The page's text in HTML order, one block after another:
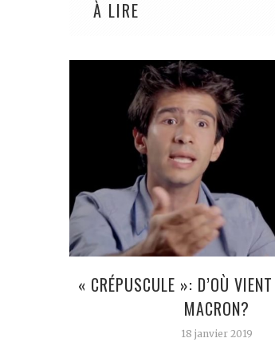
À LIRE
« CRÉPUSCULE »: D’OÙ
MACRON?
18 janvier 2019